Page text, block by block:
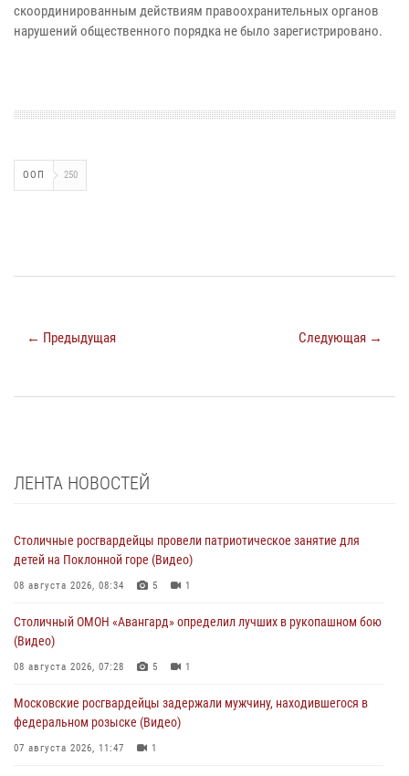
скоординированным действиям правоохранительных органов
нарушений общественного порядка не было зарегистрировано.
ООП 250
← Предыдущая Следующая →
ЛЕНТА НОВОСТЕЙ
Столичные росгвардейцы провели патриотическое занятие для
детей на Поклонной горе (Видео)
08 августа 2026, 08:34 5 1
Столичный ОМОН «Авангард» определил лучших в рукопашном бою
(Видео)
08 августа 2026, 07:28 5 1
Московские росгвардейцы задержали мужчину, находившегося в
федеральном розыске (Видео)
07 августа 2026, 11:47 1